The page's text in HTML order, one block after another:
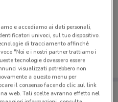
sempre con te!
offerte dei negozi vicino a te,
e accediamo ai dati personali,
univoci, sul tuo dispositivo.
di tracciamento affinché
"Noi e i nostri partner trattiamo i
tecnologie dovessero essere
visualizzati potrebbero non
a questo menu per
il consenso facendo clic sul link
web. Tali scelte avranno effetto nel